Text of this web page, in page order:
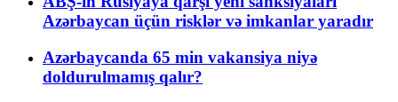
Azərbaycan üçün risklər və imkanlar yaradır
Azərbaycanda 65 min vakansiya niyə
doldurulmamış qalır?